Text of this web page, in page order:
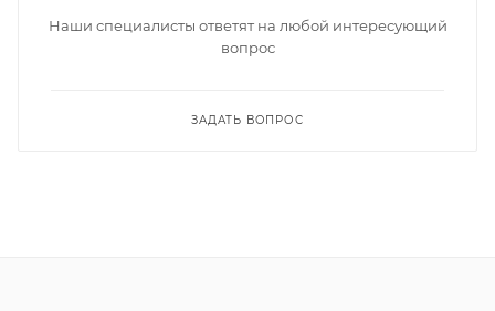
Наши специалисты ответят на любой интересующий
вопрос
ЗАДАТЬ ВОПРОС